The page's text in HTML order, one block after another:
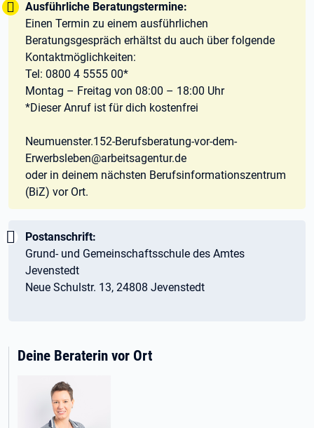
Tipp:
Ausführliche Beratungstermine:
Einen Termin zu einem ausführlichen
Beratungsgespräch erhältst du auch über folgende
Kontaktmöglichkeiten:
Tel: 0800 4 5555 00*
Montag – Freitag von 08:00 – 18:00 Uhr
*Dieser Anruf ist für dich kostenfrei
Neumuenster.152-Berufsberatung-vor-dem-
Erwerbsleben@arbeitsagentur.de
oder in deinem nächsten Berufsinformationszentrum
(BiZ) vor Ort.
Wichtig:
Postanschrift:
Grund- und Gemeinschaftsschule des Amtes
Jevenstedt
Neue Schulstr. 13, 24808 Jevenstedt
Deine Beraterin vor Ort